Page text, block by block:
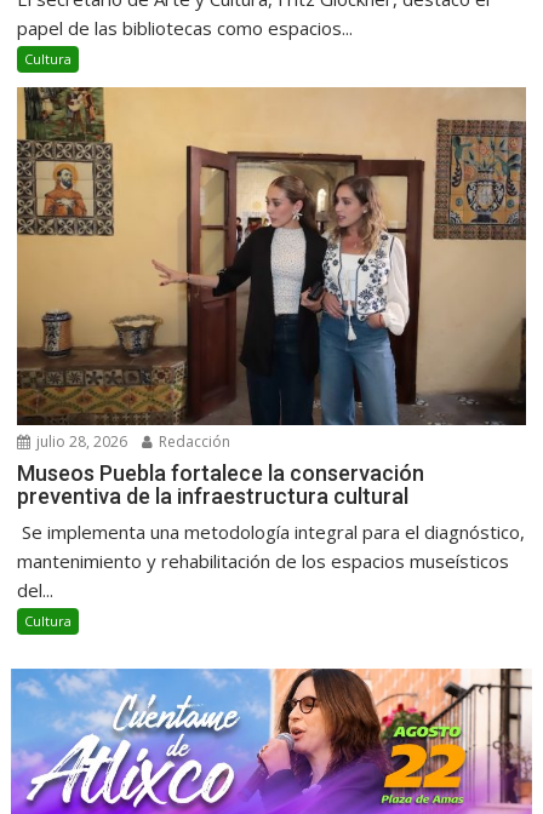
papel de las bibliotecas como espacios...
Cultura
julio 28, 2026 Redacción
Museos Puebla fortalece la conservación
preventiva de la infraestructura cultural
Se implementa una metodología integral para el diagnóstico,
mantenimiento y rehabilitación de los espacios museísticos
del...
Cultura